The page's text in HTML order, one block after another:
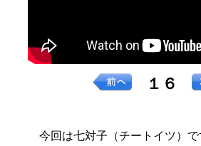
１６
今回は七対子（チートイツ）で